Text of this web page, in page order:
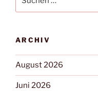
ARCHIV
August 2026
Juni 2026